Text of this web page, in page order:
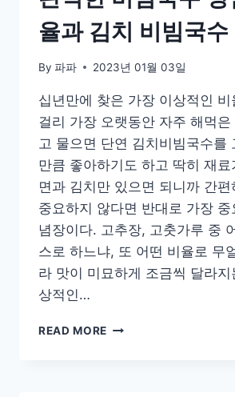
동
상
태’
율과 김치 비빔국수
By 파파 2023년 01월 03일
십년만에 찾은 가장 이상적인
걸리 가장 오랫동안 자주 해먹
고 물으면 단연 김치비빔국수를
만큼 좋아하기도 하고 딱히 재
면과 김치만 있으면 되니까 간
중요하지 않다면 반대로 가장
념장이다. 고추장, 고춧가루 중
스로 하느냐, 또 어떤 비율로 무
라 맛이 미묘하게 조금씩 달라지
상적인…
READ MORE